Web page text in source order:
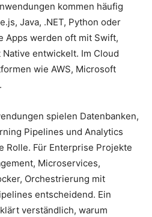
kommen häufig
Java, .NET, Python oder
Apps werden oft mit Swift,
entwickelt. Im Cloud
wie AWS, Microsoft
spielen Datenbanken,
Pipelines und Analytics
Rolle. Für Enterprise Projekte
Microservices,
Orchestrierung mit
entscheidend. Ein
verständlich, warum